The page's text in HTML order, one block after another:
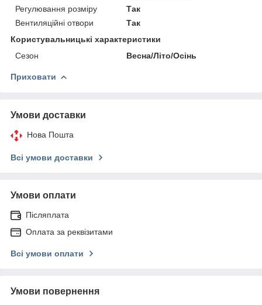
Регулювання розміру
Так
Вентиляційні отвори
Так
Користувальницькі характеристики
Сезон
Весна/Літо/Осінь
Приховати
Умови доставки
Нова Пошта
Всі умови доставки
Умови оплати
Післяплата
Оплата за реквізитами
Всі умови оплати
Умови повернення